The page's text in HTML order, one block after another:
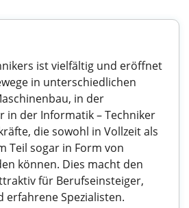
ist vielfältig und eröffnet
in unterschiedlichen
in der
in der Informatik – Techniker
die sowohl in Vollzeit als
Teil sogar in Form von
können. Dies macht den
für Berufseinsteiger,
erfahrene Spezialisten.